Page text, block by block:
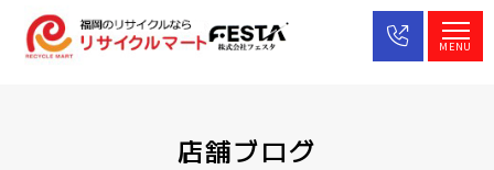
店舗ブログ
MENU